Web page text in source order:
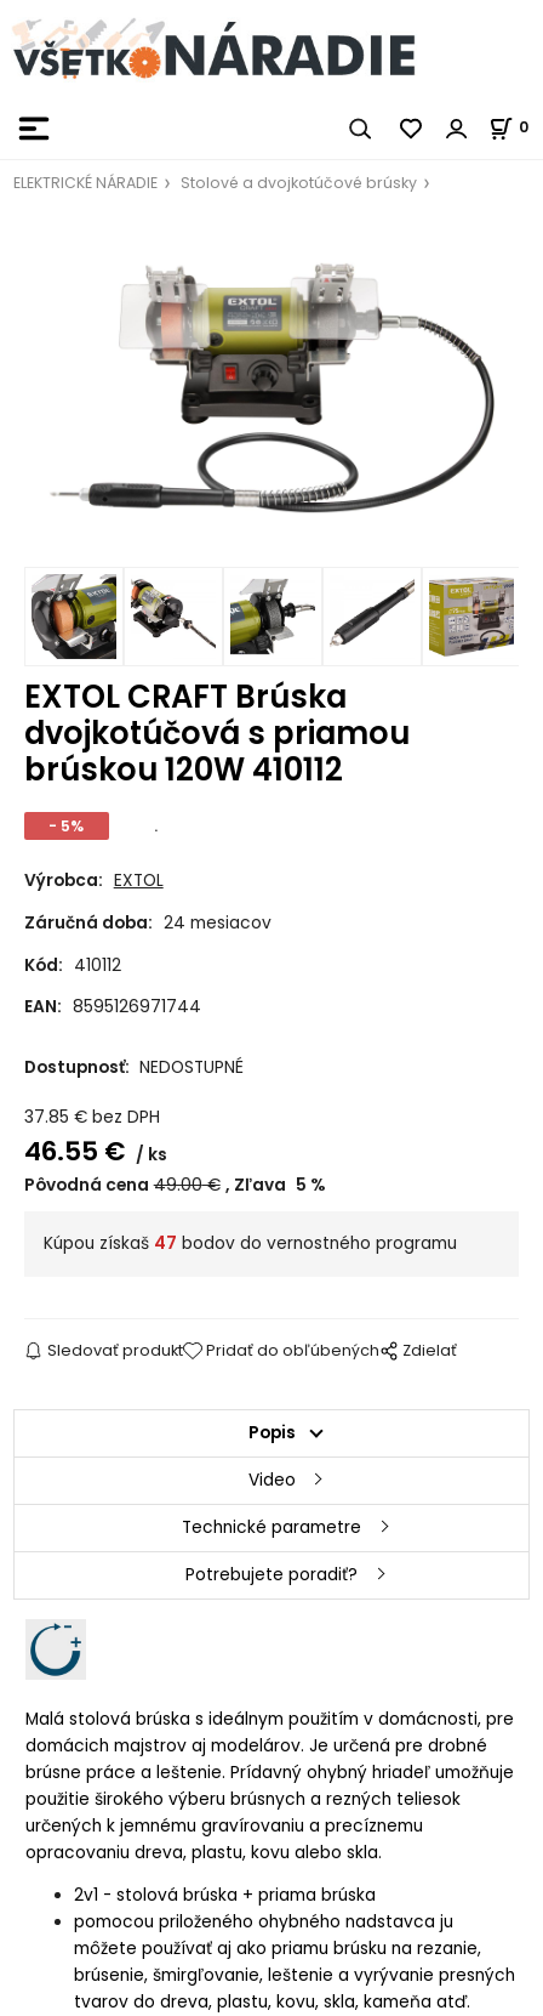
0
ELEKTRICKÉ NÁRADIE Stolové a dvojkotúčové brúsky
EXTOL CRAFT Brúska
dvojkotúčová s priamou
brúskou 120W 410112
- 5% .
Výrobca: EXTOL
Záručná doba: 24 mesiacov
Kód: 410112
EAN: 8595126971744
Dostupnosť: NEDOSTUPNÉ
37.85 € bez DPH
46.55 €
ks
Pôvodná cena 49.00€ Zľava 5 %
Kúpou získaš 47 bodov do vernostného programu
Sledovať produkt Pridať do obľúbených Zdielať
Popis
Video
Technické parametre
Potrebujete poradiť?
Malá stolová brúska s ideálnym použitím v domácnosti, pre
domácich majstrov aj modelárov. Je určená pre drobné
brúsne práce a leštenie. Prídavný ohybný hriadeľ umožňuje
použitie širokého výberu brúsnych a rezných teliesok
určených k jemnému gravírovaniu a precíznemu
opracovaniu dreva, plastu, kovu alebo skla.
2v1 - stolová brúska + priama brúska
pomocou priloženého ohybného nadstavca ju
môžete používať aj ako priamu brúsku na rezanie,
brúsenie, šmirgľovanie, leštenie a vyrývanie presných
tvarov do dreva, plastu, kovu, skla, kameňa atď.